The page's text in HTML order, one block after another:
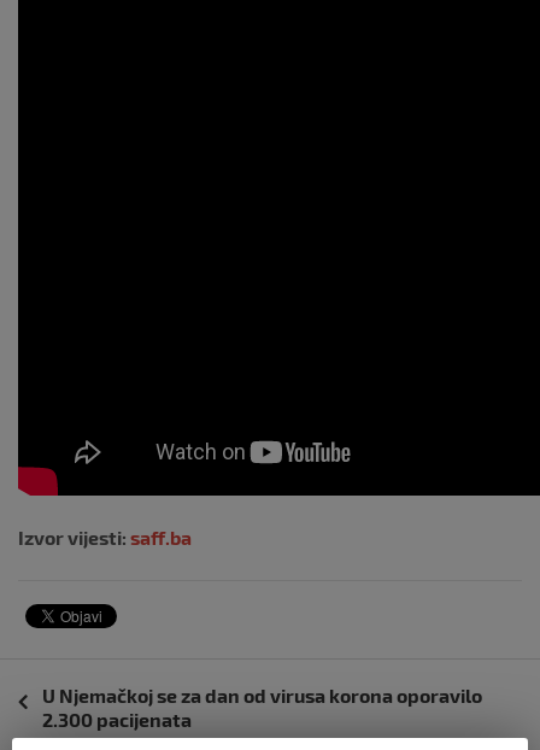
Izvor vijesti: saff.ba
objava
U Njemačkoj se za dan od virusa korona oporavilo
2.300 pacijenata